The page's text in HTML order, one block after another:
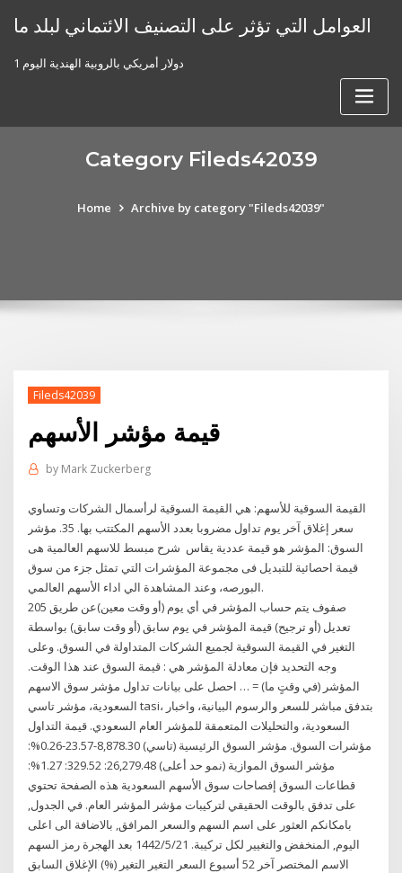
العوامل التي تؤثر على التصنيف الائتماني لبلد ما
1 دولار أمريكي بالروبية الهندية اليوم
Category Fileds42039
Home Archive by category "Fileds42039"
Fileds42039
قيمة مؤشر الأسهم
by Mark Zuckerberg
القيمة السوقية للأسهم: هي القيمة السوقية لرأسمال الشركات وتساوي
سعر إغلاق آخر يوم تداول مضروبا بعدد الأسهم المكتتب بها. 35. مؤشر
السوق: المؤشر هو قيمة عددية يقاس شرح مبسط للاسهم العالمية هى
قيمة احصائية للتبديل فى مجموعة المؤشرات التي تمثل جزء من سوق
البورصه، وعند المشاهدة الي اداء الأسهم العالمي.
205 صفوف يتم حساب المؤشر في أي يوم (أو وقت معين)عن طريق
تعديل (أو ترجيح) قيمة المؤشر في يوم سابق (أو وقت سابق) بواسطة
التغير في القيمة السوقية لجميع الشركات المتداولة في السوق. وعلى
وجه التحديد فإن معادلة المؤشر هي : قيمة السوق عند هذا الوقت.
المؤشر (في وقتٍ ما) = … احصل على بيانات تداول مؤشر سوق الاسهم
السعودية، مؤشر تاسي tasi، بتدفق مباشر للسعر والرسوم البيانية، واخبار
السعودية، والتحليلات المتعمقة للمؤشر العام السعودي. قيمة التداول
مؤشرات السوق. مؤشر السوق الرئيسية (تاسي) 8,878.30-23.57-0.26%:
مؤشر السوق الموازية (نمو حد أعلى) 26,279.48: 329.52: 1.27%:
قطاعات السوق إفصاحات سوق الأسهم السعودية هذه الصفحة تحتوي
على تدفق بالوقت الحقيقي لتركيبات مؤشر المؤشر العام. في الجدول,
بامكانكم العثور على اسم السهم والسعر المرافق, بالاضافة الى اعلى
اليوم, المنخفض والتغيير لكل تركيبة. 21‏‏/5‏‏/1442 بعد الهجرة رمز السهم
الاسم المختصر آخر 52 أسبوع السعر التغير التغير (%) الإغلاق السابق